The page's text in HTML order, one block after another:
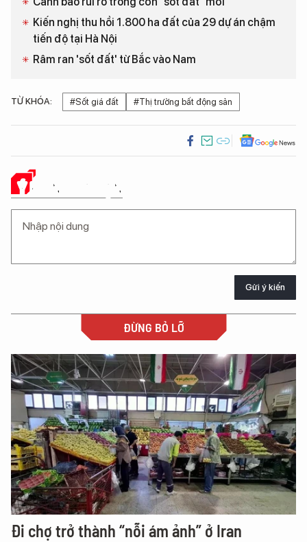
Kiến nghị thu hồi 1.800 ha đất của 29 dự án chậm
tiến độ tại Hà Nội
Râm ran 'sốt đất' từ Bắc vào Nam
TỪ KHÓA: #Sốt giá đất #Thị trường bất động sản
Ý KIẾN CỦA BẠN
Gửi ý kiến
ĐỪNG BỎ LỠ
Đi chợ trở thành “nỗi ám ảnh” ở Iran